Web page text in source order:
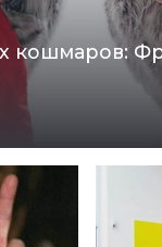
кошмаров: